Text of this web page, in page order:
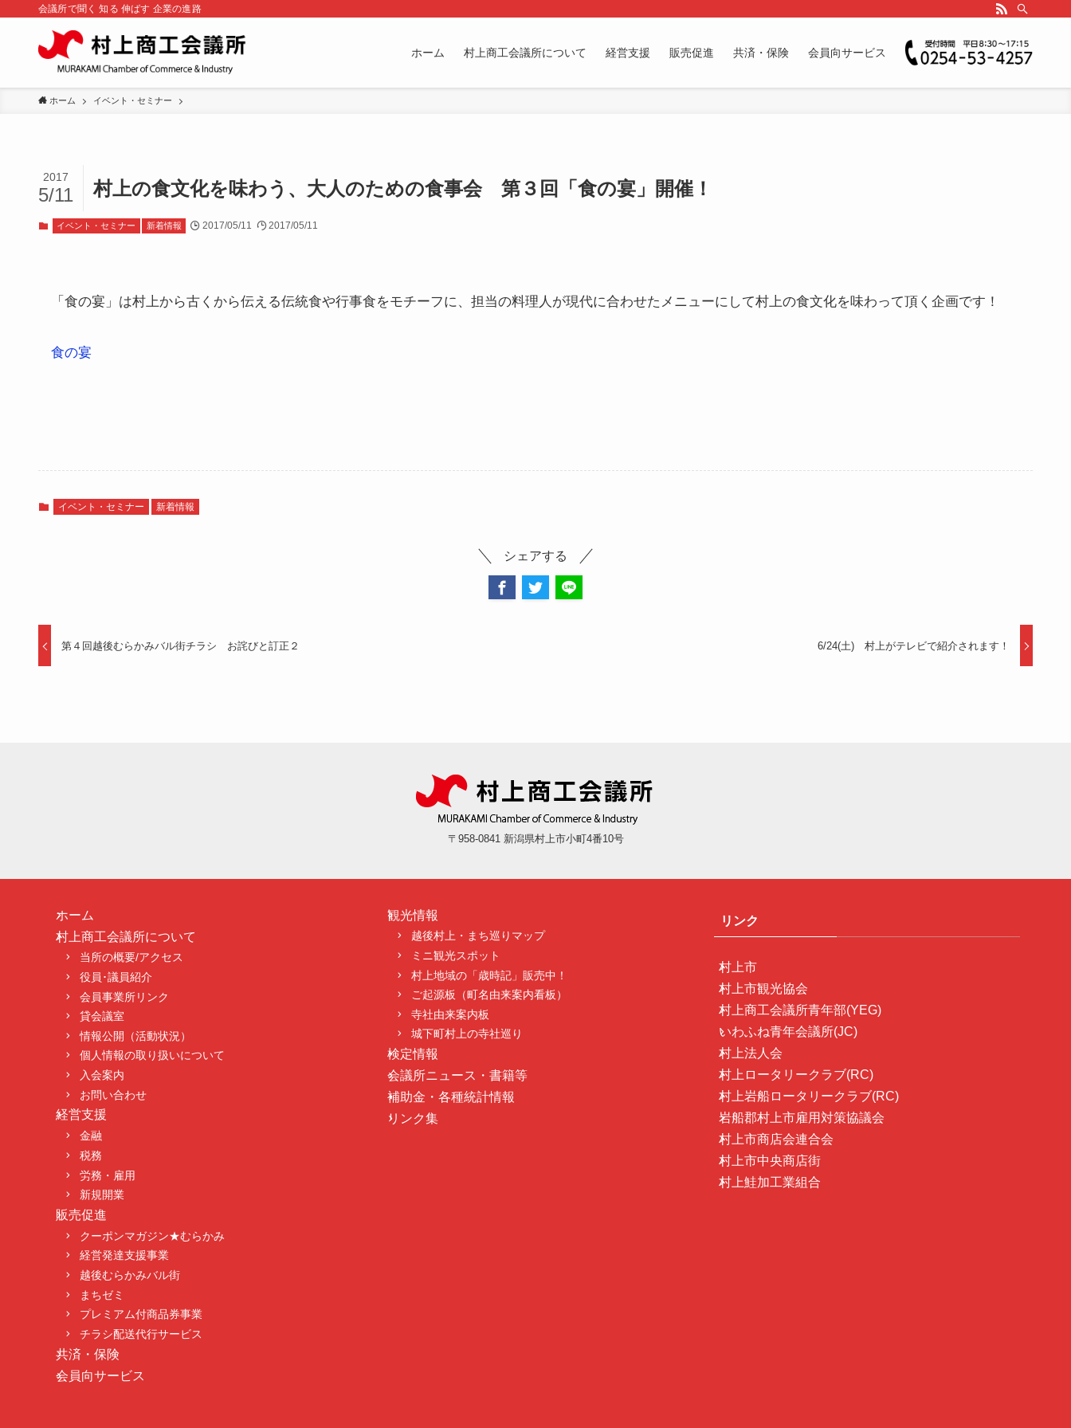
会議所で聞く 知る 伸ばす 企業の進路
ホーム 村上商工会議所について 経営支援 販売促進 共済・保険 会員向サービス
ホーム イベント・セミナー
村上の食文化を味わう、大人のための食事会 第３回「食の宴」開催！
2017
5/11
イベント・セミナー 新着情報 2017/05/11 2017/05/11
「食の宴」は村上から古くから伝える伝統食や行事食をモチーフに、担当の料理人が現代に合わせたメニューにして村上の食文化を味わって頂く企画です！
食の宴
イベント・セミナー 新着情報
シェアする
第４回越後むらかみバル街チラシ お詫びと訂正２ 6/24(土) 村上がテレビで紹介されます！
〒958-0841 新潟県村上市小町4番10号
ホーム
村上商工会議所について
当所の概要/アクセス
役員･議員紹介
会員事業所リンク
貸会議室
情報公開（活動状況）
個人情報の取り扱いについて
入会案内
お問い合わせ
経営支援
金融
税務
労務・雇用
新規開業
販売促進
クーポンマガジン★むらかみ
経営発達支援事業
越後むらかみバル街
まちゼミ
プレミアム付商品券事業
チラシ配送代行サービス
共済・保険
会員向サービス
観光情報
越後村上・まち巡りマップ
ミニ観光スポット
村上地域の「歳時記」販売中！
ご起源板（町名由来案内看板）
寺社由来案内板
城下町村上の寺社巡り
検定情報
会議所ニュース・書籍等
補助金・各種統計情報
リンク集
リンク
村上市
村上市観光協会
村上商工会議所青年部(YEG)
いわふね青年会議所(JC)
村上法人会
村上ロータリークラブ(RC)
村上岩船ロータリークラブ(RC)
岩船郡村上市雇用対策協議会
村上市商店会連合会
村上市中央商店街
村上鮭加工業組合